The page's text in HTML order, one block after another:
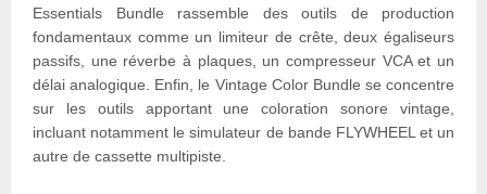
Essentials Bundle rassemble des outils de production
fondamentaux comme un limiteur de crête, deux égaliseurs
passifs, une réverbe à plaques, un compresseur VCA et un
délai analogique. Enfin, le Vintage Color Bundle se concentre
sur les outils apportant une coloration sonore vintage,
incluant notamment le simulateur de bande FLYWHEEL et un
autre de cassette multipiste.